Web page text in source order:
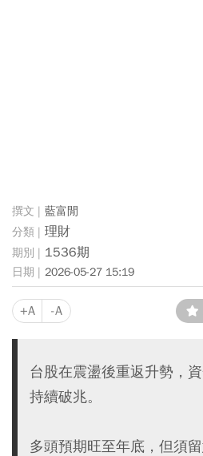
藍富閒
理財
1536期
2026-05-27 15:19
+A -A
台股在震盪後重返升勢，
持續破兆。
多頭預期旺至年底，但須